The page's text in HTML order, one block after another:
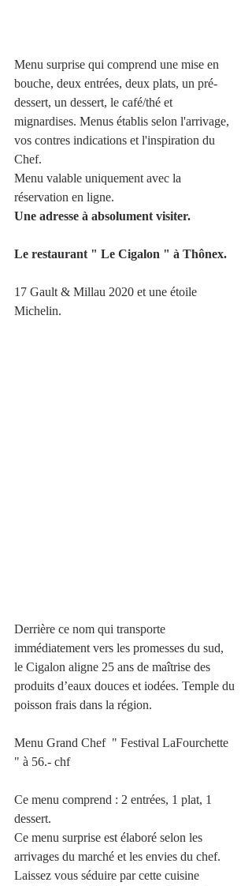
Menu surprise qui comprend une mise en
bouche, deux entrées, deux plats, un pré-
dessert, un dessert, le café/thé et
mignardises. Menus établis selon l'arrivage,
vos contres indications et l'inspiration du
Chef.
Menu valable uniquement avec la
réservation en ligne.
Une adresse à absolument visiter.
Le restaurant " Le Cigalon " à Thônex.
17 Gault & Millau 2020 et une étoile
Michelin.
Derrière ce nom qui transporte
immédiatement vers les promesses du sud,
le Cigalon aligne 25 ans de maîtrise des
produits d’eaux douces et iodées. Temple du
poisson frais dans la région.
Menu Grand Chef  " Festival LaFourchette
" à 56.- chf
Ce menu comprend : 2 entrées, 1 plat, 1
dessert.
Ce menu surprise est élaboré selon les
arrivages du marché et les envies du chef.
Laissez vous séduire par cette cuisine